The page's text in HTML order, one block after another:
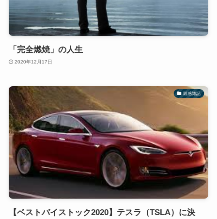
「完全燃焼」の人生
2020年12月17日
雑感雑記
【ベストバイストック2020】テスラ（TSLA）に決